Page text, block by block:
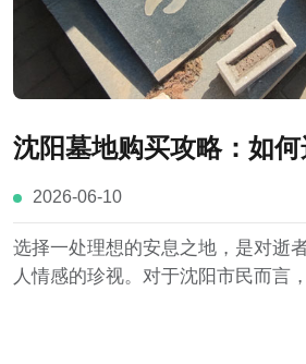
沈阳墓地购买攻略：如
息之地
2026-06-10
选择一处理想的安息之地，是对逝
人情感的珍视。对于沈阳市民而言